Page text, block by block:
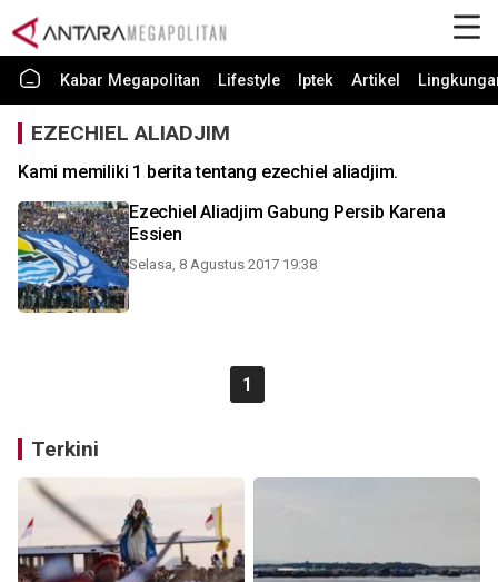
Kabar Megapolitan Lifestyle Iptek Artikel
EZECHIEL ALIADJIM
Kami memiliki 1 berita tentang ezechiel aliadjim.
Ezechiel Aliadjim Gabung Persib Karena
Essien
Selasa, 8 Agustus 2017 19:38
1
Terkini